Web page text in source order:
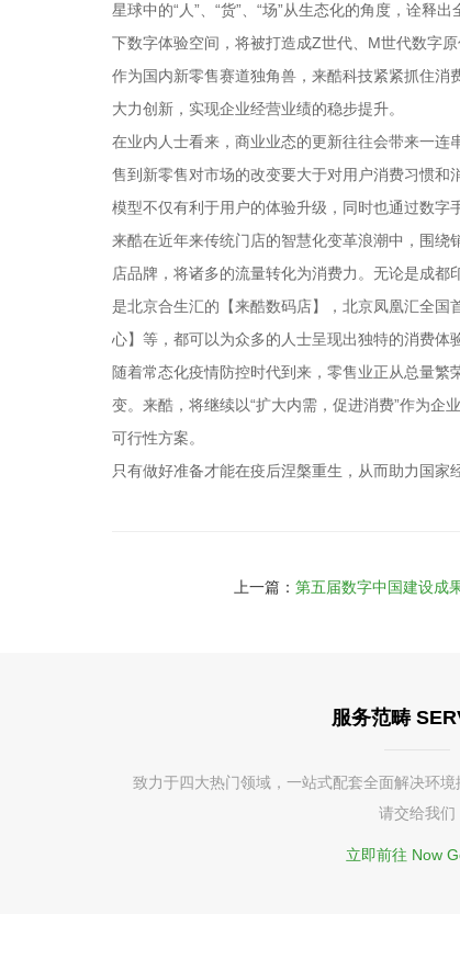
星球中的“人”、“货”、“场”从生态化的角度，诠释
下数字体验空间，将被打造成Z世代、M世代数字
作为国内新零售赛道独角兽，来酷科技紧紧抓住
大力创新，实现企业经营业绩的稳步提升。
在业内人士看来，商业业态的更新往往会带来一
售到新零售对市场的改变要大于对用户消费习惯
模型不仅有利于用户的体验升级，同时也通过数字
来酷在近年来传统门店的智慧化变革浪潮中，围
店品牌，将诸多的流量转化为消费力。无论是成
是北京合生汇的【来酷数码店】，北京凤凰汇全
心】等，都可以为众多的人士呈现出独特的消费体
随着常态化疫情防控时代到来，零售业正从总量
变。来酷，将继续以“扩大内需，促进消费”作为
可行性方案。
只有做好准备才能在疫后涅槃重生，从而助力国
上一篇： 第五届数字中国建设成
服务范畴
致力于四大热门领域，一站式配套全面解决环
请交给我们
立即前往 Now